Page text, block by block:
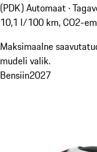
(PDK) Automaat ·
10,1 l/100 km, CO2-
Maksimaalne
mudeli valik.
Bensiin2027